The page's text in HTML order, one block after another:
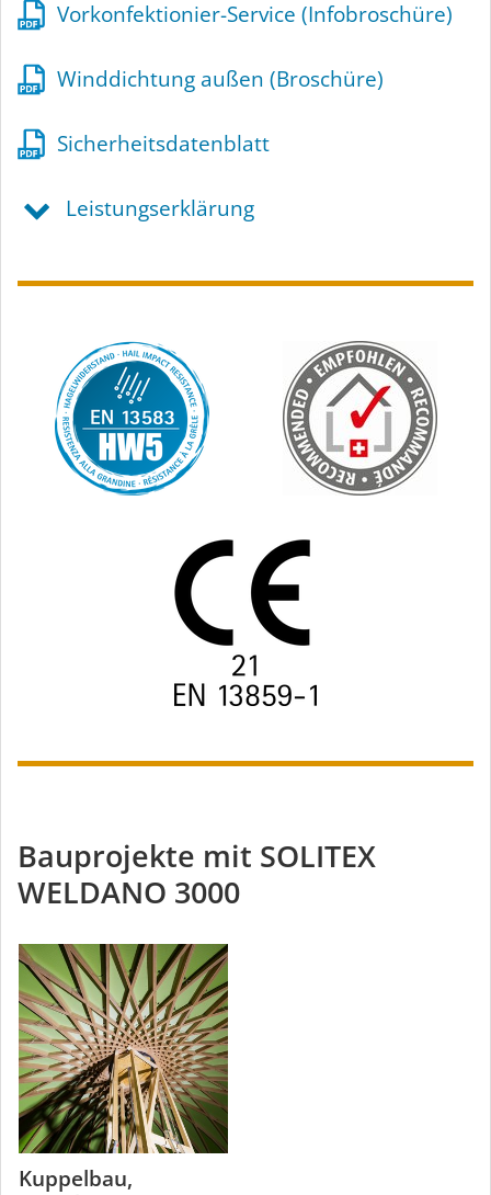
Vorkonfektionier-Service (Infobroschüre)
Winddichtung außen (Broschüre)
Sicherheitsdatenblatt
Leistungserklärung
Bauprojekte mit SOLITEX
WELDANO 3000
Kuppelbau,